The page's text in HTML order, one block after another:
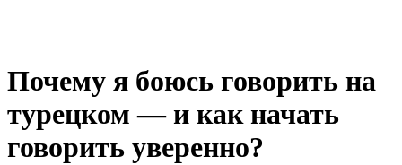
Почему я боюсь говорить на
турецком — и как начать
говорить уверенно?